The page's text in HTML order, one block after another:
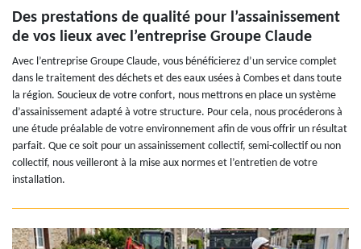
Des prestations de qualité pour l’assainissement
de vos lieux avec l’entreprise Groupe Claude
Avec l’entreprise Groupe Claude, vous bénéficierez d’un service complet
dans le traitement des déchets et des eaux usées à Combes et dans toute
la région. Soucieux de votre confort, nous mettrons en place un système
d’assainissement adapté à votre structure. Pour cela, nous procéderons à
une étude préalable de votre environnement afin de vous offrir un résultat
parfait. Que ce soit pour un assainissement collectif, semi-collectif ou non
collectif, nous veilleront à la mise aux normes et l’entretien de votre
installation.